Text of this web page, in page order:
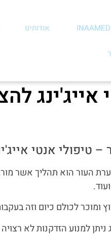
אודותינו
אייג'ינג
טיפולי אנטי
העור הוא תהליך אשר
ומוכר לכולם כיום וזה
ניתן למנוע הזדקנות לא